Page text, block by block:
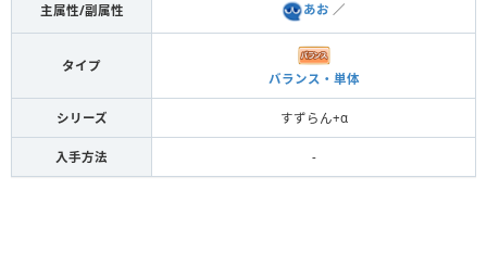
主属性/副属性 あお ／
タイプ
バランス・単体
シリーズ すずらん+α
入手方法 -